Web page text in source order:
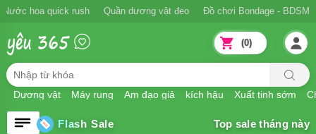
Nước hoa quick rush Quần dương vật đeo Đồ chơi Bondage - BDSM
Dương vật Máy rung Âm đạo giả kích hậu Xuất tinh sớm
(0)
Flash Sale